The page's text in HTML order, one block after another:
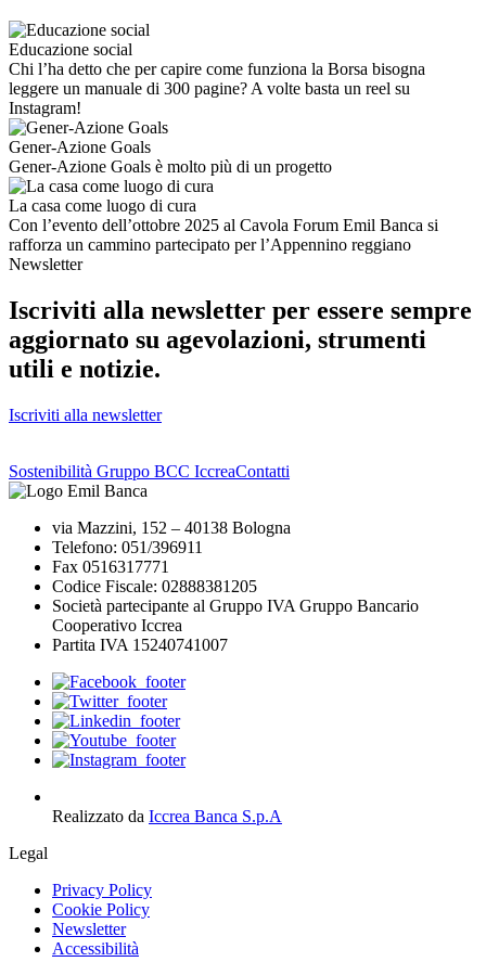
Educazione social
Chi l’ha detto che per capire come funziona la Borsa bisogna
leggere un manuale di 300 pagine? A volte basta un reel su
Instagram!
Gener-Azione Goals
Gener-Azione Goals è molto più di un progetto
La casa come luogo di cura
Con l’evento dell’ottobre 2025 al Cavola Forum Emil Banca si
rafforza un cammino partecipato per l’Appennino reggiano
Newsletter
Iscriviti alla newsletter per essere sempre
aggiornato su agevolazioni, strumenti
utili e notizie.
Iscriviti alla newsletter
Sostenibilità Gruppo BCC IccreaContatti
via Mazzini, 152 – 40138 Bologna
Telefono: 051/396911
Fax 0516317771
Codice Fiscale: 02888381205
Società partecipante al Gruppo IVA Gruppo Bancario
Cooperativo Iccrea
Partita IVA 15240741007
Realizzato da Iccrea Banca S.p.A
Legal
Privacy Policy
Cookie Policy
Newsletter
Accessibilità